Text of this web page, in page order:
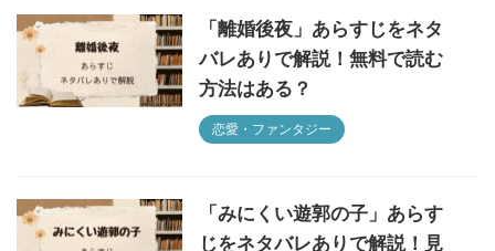
「離婚後夜」あらすじをネタ
バレありで解説！無料で読む
方法はある？
恋愛・ファンタジー
「みにくい遊郭の子」あらす
じをネタバレありで解説！見